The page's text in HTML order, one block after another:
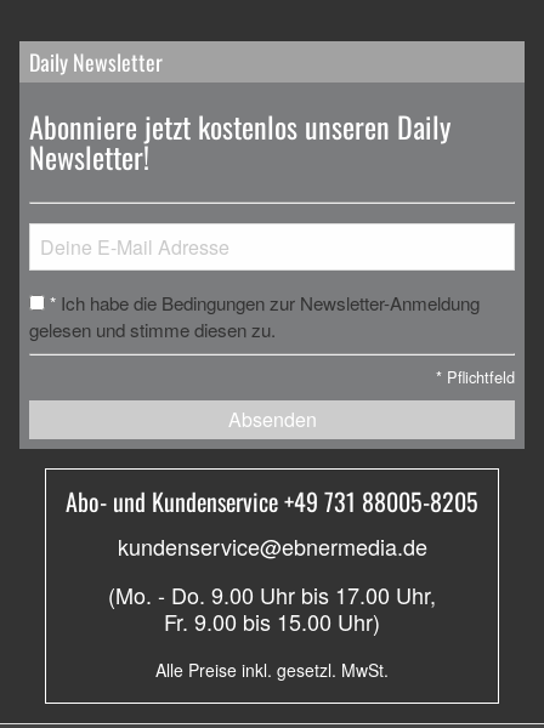
Daily Newsletter
Abonniere jetzt kostenlos unseren Daily
Newsletter!
* Ich habe die Bedingungen zur Newsletter-Anmeldung
gelesen und stimme diesen zu.
* Pflichtfeld
Absenden
Abo- und Kundenservice +49 731 88005-8205
kundenservice@ebnermedia.de
(Mo. - Do. 9.00 Uhr bis 17.00 Uhr,
Fr. 9.00 bis 15.00 Uhr)
Alle Preise inkl. gesetzl. MwSt.